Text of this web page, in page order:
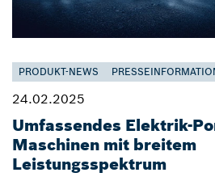
PRODUKT-NEWS
24.02.2025
Umfassendes Elektrik-
Maschinen mit breitem
Leistungsspektrum